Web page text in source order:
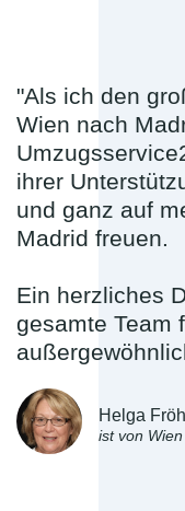
"Als ich den
Wien nach
ihrer
und ganz auf
Madrid freuen.
Ein herzliches
gesamte Team
Helga
ist von